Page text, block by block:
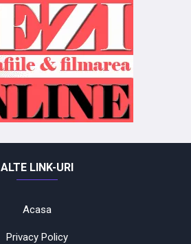
ALTE LINK-URI
Acasa
Privacy Policy